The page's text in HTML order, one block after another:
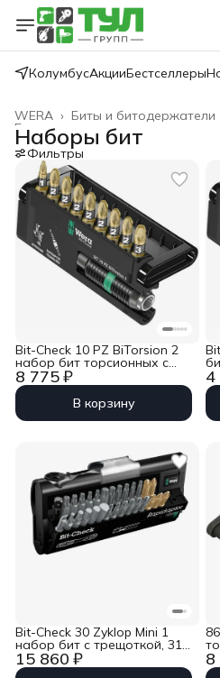
КолумбусАкцииБестселлеры
Биты и битодержатели
WERA ›
Главная
Наборы бит
Фильтры
8 775 ₽
Bit-Check 10 PZ BiTorsion 2
набор бит торсионных с
торсионным
битодержателем
Rapidaptor, 10 пр., 1/4&quot;
C6.3 Wera WE-347153
В корзину
4
1/
15 860 ₽
Bit-Check 30 Zyklop Mini 1
набор бит с трещоткой, 31
пр. Wera WE-073640
8
1/